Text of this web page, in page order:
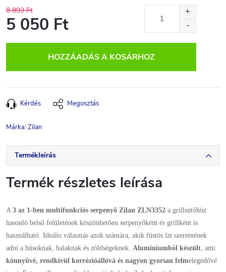
8 893 Ft
5 050 Ft
HOZZÁADÁS A KOSÁRHOZ
Kérdés Megosztás
Márka:Zilan
Termékleírás
Termék részletes leírása
A 3 az 1-ben multifunkciós serpenyő Zilan ZLN3352 a grillsütőhöz
hasonló belső felületének köszönhetően serpenyőként és grillként is
használható. Ideális választás azok számára, akik füstös ízt szeretnének
adni a húsoknak, halaknak és zöldségeknek. Alumíniumból készült, ami
könnyűvé, rendkívül korrózióállóvá és nagyon gyorsan felmelegedővé